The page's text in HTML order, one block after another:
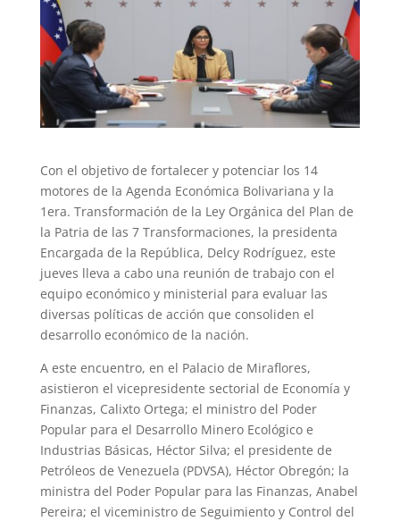
Con el objetivo de fortalecer y potenciar los 14
motores de la Agenda Económica Bolivariana y la
1era. Transformación de la Ley Orgánica del Plan de
la Patria de las 7 Transformaciones, la presidenta
Encargada de la República, Delcy Rodríguez, este
jueves lleva a cabo una reunión de trabajo con el
equipo económico y ministerial para evaluar las
diversas políticas de acción que consoliden el
desarrollo económico de la nación.
A este encuentro, en el Palacio de Miraflores,
asistieron el vicepresidente sectorial de Economía y
Finanzas, Calixto Ortega; el ministro del Poder
Popular para el Desarrollo Minero Ecológico e
Industrias Básicas, Héctor Silva; el presidente de
Petróleos de Venezuela (PDVSA), Héctor Obregón; la
ministra del Poder Popular para las Finanzas, Anabel
Pereira; el viceministro de Seguimiento y Control del